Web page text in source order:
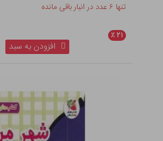
تنها ۶ عدد در انبار باقی مانده
۲۱ ٪
افزودن به سبد